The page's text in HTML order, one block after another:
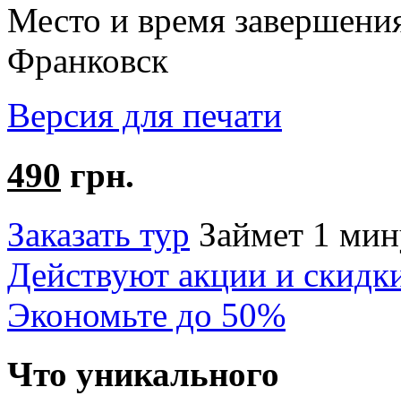
Место и время
Франковск
Версия для печати
490 грн.
Заказать тур Займет 1
Действуют акции и
Экономьте до 50%
Что уникального